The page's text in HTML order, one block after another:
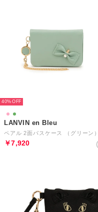
40%
LANVIN en Bleu
ペアル 2面パスケース （グリーン）
￥7,920